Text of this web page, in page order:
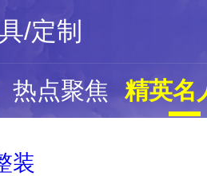
/定制
热点聚焦 精英名
装